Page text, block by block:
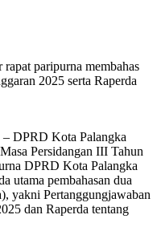
paripurna membahas
2025 serta Raperda
– DPRD Kota Palangka
Persidangan III Tahun
DPRD Kota Palangka
utama pembahasan dua
yakni Pertanggungjawaban
dan Raperda tentang